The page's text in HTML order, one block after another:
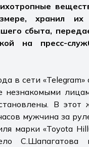
хранил
сбыта,
на пресс-
в сети «Telegram»
незнакомыми
В этот
мужчина за
марки «Toyota
С.Шапагатова